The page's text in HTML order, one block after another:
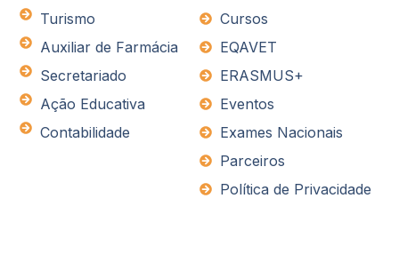
Cursos
EQAVET
ERASMUS+
Eventos
Exames Nacionais
Parceiros
Política de Privacidade
Turismo
Auxiliar de Farmácia
Secretariado
Ação Educativa
Contabilidade